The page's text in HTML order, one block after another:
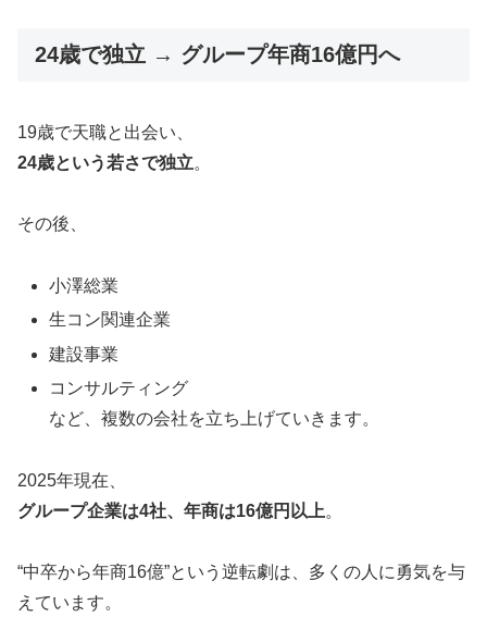
24歳で独立 → グループ年商16億円へ
19歳で天職と出会い、
24歳という若さで独立。
その後、
小澤総業
生コン関連企業
建設事業
コンサルティング
など、複数の会社を立ち上げていきます。
2025年現在、
グループ企業は4社、年商は16億円以上。
“中卒から年商16億”という逆転劇は、多くの人に勇気を与
えています。